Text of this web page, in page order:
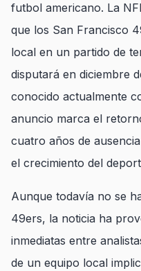
futbol americano. La
que los San Francisco
local en un partido de
disputará en diciembre
conocido actualmente
anuncio marca el
cuatro años de
el crecimiento del
Aunque todavía no se
49ers, la noticia ha
inmediatas entre
de un equipo local